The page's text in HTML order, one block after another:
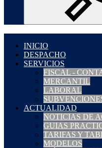
INICIO
DESPACHO
SERVICIOS
FISCAL -
MERCANTIL
LABORAL
ACTUALIDAD
NOTICIAS DE
GUIAS
TARIFAS Y
MODELOS